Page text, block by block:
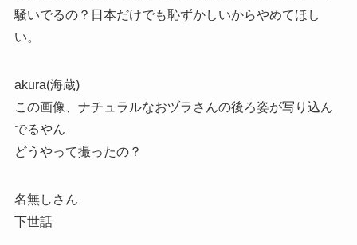
騒いでるの？日本だけでも恥ずかしいからやめてほし
い。
akura(海蔵)
この画像、ナチュラルなおヅラさんの後ろ姿が写り込ん
でるやん
どうやって撮ったの？
名無しさん
下世話